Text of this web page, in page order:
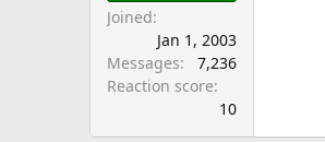
Joined
Jan 1, 2003
Messages
7,236
Reaction score
10